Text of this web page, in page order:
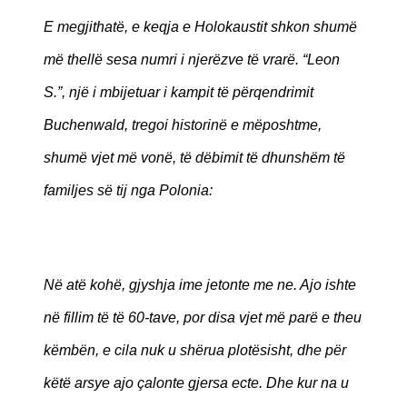
E megjithatë, e keqja e Holokaustit shkon shumë
më thellë sesa numri i njerëzve të vrarë. “Leon
S.”, një i mbijetuar i kampit të përqendrimit
Buchenwald, tregoi historinë e mëposhtme,
shumë vjet më vonë, të dëbimit të dhunshëm të
familjes së tij nga Polonia:
Në atë kohë, gjyshja ime jetonte me ne. Ajo ishte
në fillim të të 60-tave, por disa vjet më parë e theu
këmbën, e cila nuk u shërua plotësisht, dhe për
këtë arsye ajo çalonte gjersa ecte. Dhe kur na u